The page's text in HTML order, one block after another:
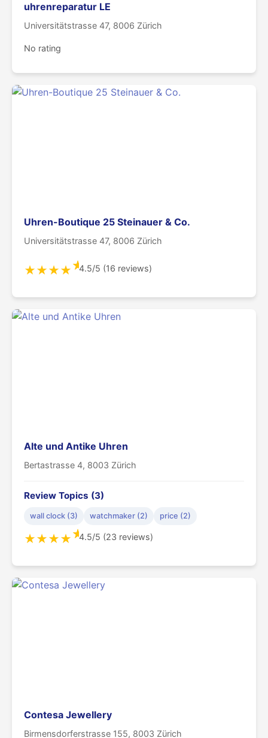
uhrenreparatur LE
Universitätstrasse 47, 8006 Zürich
No rating
Uhren-Boutique 25 Steinauer & Co.
Universitätstrasse 47, 8006 Zürich
★★★★★4.5/5 (16 reviews)
Alte und Antike Uhren
Bertastrasse 4, 8003 Zürich
Review Topics (3)
wall clock (3) watchmaker (2) price (2)
★★★★★4.5/5 (23 reviews)
Contesa Jewellery
Birmensdorferstrasse 155, 8003 Zürich